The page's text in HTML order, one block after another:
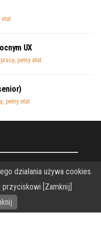
etat
UX
pełny etat
pełny etat
www WordPress
działania używa cookies.
[Zamknij]